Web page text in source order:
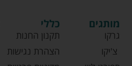
מותגים
גרקו
צ'יקו
כללי
תקנון החנות
הצהרת נגישות